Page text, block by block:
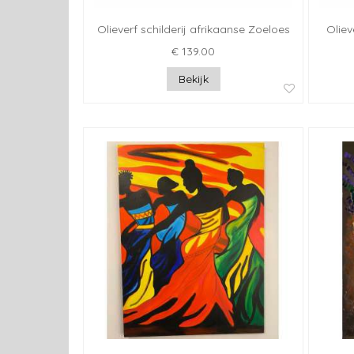
Olieverf schilderij afrikaanse Zoeloes
€ 139.00
Bekijk